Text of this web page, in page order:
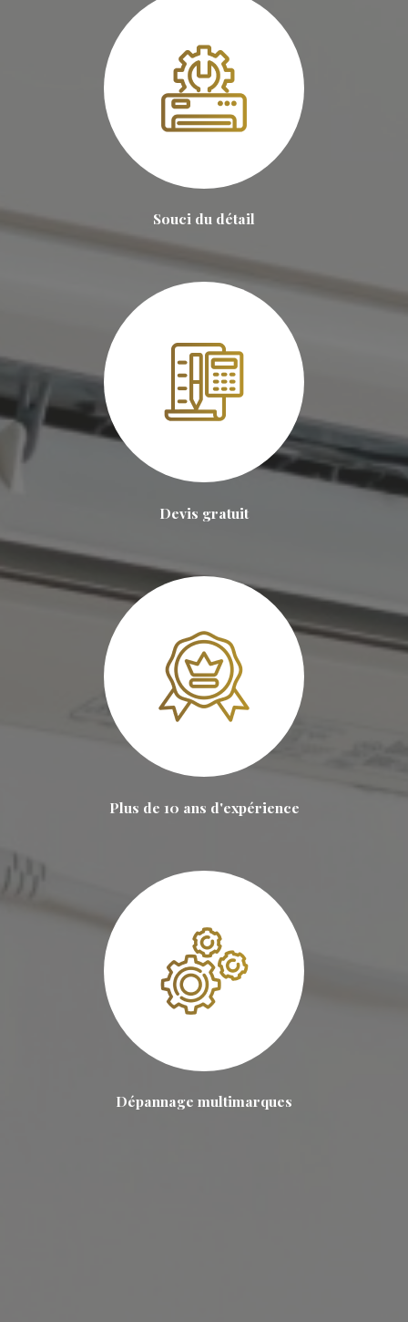
Souci du détail
Devis gratuit
Plus de 10 ans d'expérience
Dépannage multimarques